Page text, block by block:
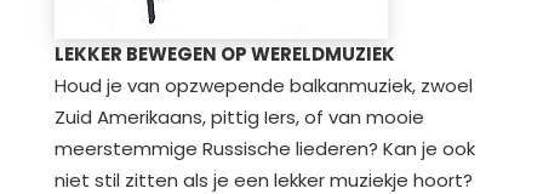
LEKKER BEWEGEN OP WERELDMUZIEK
Houd je van opzwepende balkanmuziek, zwoel
Zuid Amerikaans, pittig Iers, of van mooie
meerstemmige Russische liederen? Kan je ook
niet stil zitten als je een lekker muziekje hoort?